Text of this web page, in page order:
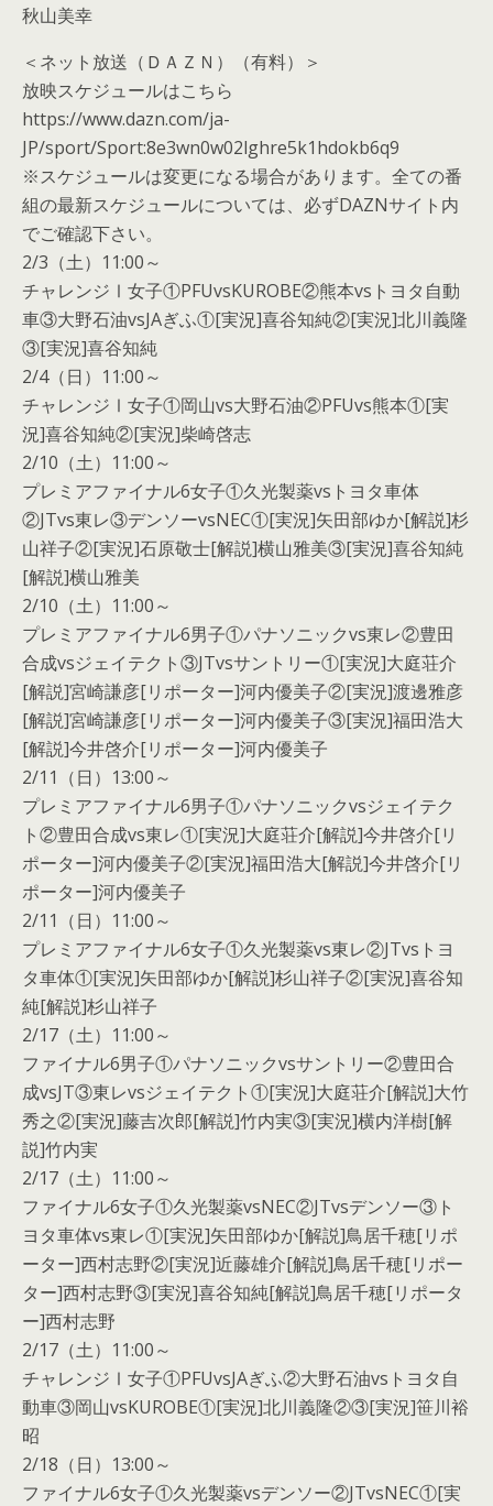
秋山美幸
＜ネット放送（ＤＡＺＮ）（有料）＞
放映スケジュールはこちら
https://www.dazn.com/ja-
JP/sport/Sport:8e3wn0w02lghre5k1hdokb6q9
※スケジュールは変更になる場合があります。全ての番
組の最新スケジュールについては、必ずDAZNサイト内
でご確認下さい。
2/3（土）11:00～
チャレンジⅠ女子①PFUvsKUROBE②熊本vsトヨタ自動
車③大野石油vsJAぎふ①[実況]喜谷知純②[実況]北川義隆
③[実況]喜谷知純
2/4（日）11:00～
チャレンジⅠ女子①岡山vs大野石油②PFUvs熊本①[実
況]喜谷知純②[実況]柴崎啓志
2/10（土）11:00～
プレミアファイナル6女子①久光製薬vsトヨタ車体
②JTvs東レ③デンソーvsNEC①[実況]矢田部ゆか[解説]杉
山祥子②[実況]石原敬士[解説]横山雅美③[実況]喜谷知純
[解説]横山雅美
2/10（土）11:00～
プレミアファイナル6男子①パナソニックvs東レ②豊田
合成vsジェイテクト③JTvsサントリー①[実況]大庭荘介
[解説]宮崎謙彦[リポーター]河内優美子②[実況]渡邊雅彦
[解説]宮崎謙彦[リポーター]河内優美子③[実況]福田浩大
[解説]今井啓介[リポーター]河内優美子
2/11（日）13:00～
プレミアファイナル6男子①パナソニックvsジェイテク
ト②豊田合成vs東レ①[実況]大庭荘介[解説]今井啓介[リ
ポーター]河内優美子②[実況]福田浩大[解説]今井啓介[リ
ポーター]河内優美子
2/11（日）11:00～
プレミアファイナル6女子①久光製薬vs東レ②JTvsトヨ
タ車体①[実況]矢田部ゆか[解説]杉山祥子②[実況]喜谷知
純[解説]杉山祥子
2/17（土）11:00～
ファイナル6男子①パナソニックvsサントリー②豊田合
成vsJT③東レvsジェイテクト①[実況]大庭荘介[解説]大竹
秀之②[実況]藤吉次郎[解説]竹内実③[実況]横内洋樹[解
説]竹内実
2/17（土）11:00～
ファイナル6女子①久光製薬vsNEC②JTvsデンソー③ト
ヨタ車体vs東レ①[実況]矢田部ゆか[解説]鳥居千穂[リポ
ーター]西村志野②[実況]近藤雄介[解説]鳥居千穂[リポー
ター]西村志野③[実況]喜谷知純[解説]鳥居千穂[リポータ
ー]西村志野
2/17（土）11:00～
チャレンジⅠ女子①PFUvsJAぎふ②大野石油vsトヨタ自
動車③岡山vsKUROBE①[実況]北川義隆②③[実況]笹川裕
昭
2/18（日）13:00～
ファイナル6女子①久光製薬vsデンソー②JTvsNEC①[実